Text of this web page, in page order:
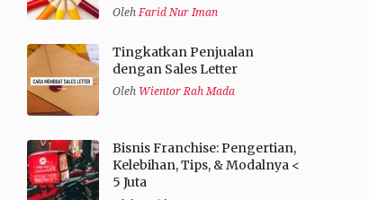
OlehFarid Nur Iman
Tingkatkan Penjualan
dengan Sales Letter
Oleh Wientor Rah Mada
Bisnis Franchise: Pengertian,
Kelebihan, Tips, & Modalnya <
5 Juta